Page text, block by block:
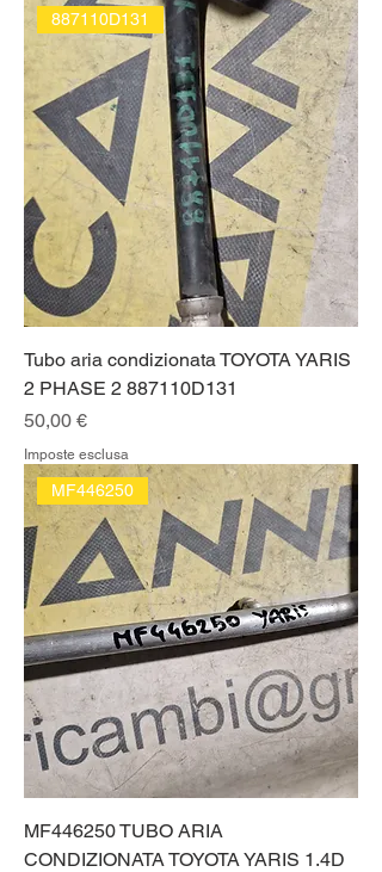
887110D131
Tubo aria condizionata TOYOTA YARIS
2 PHASE 2 887110D131
Prezzo
50,00 €
Imposte esclusa
MF446250
MF446250 TUBO ARIA
CONDIZIONATA TOYOTA YARIS 1.4D